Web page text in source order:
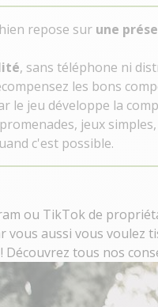
repose sur une
, sans téléphone ni
les bons
le jeu développe la
jeux
c'est possible.
ou TikTok de
vous aussi vous voulez
Découvrez tous nos